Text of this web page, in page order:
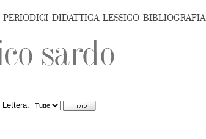
PERIODICI DIDATTICA LESSICO BIBLIOGRAFIA
Lettera: